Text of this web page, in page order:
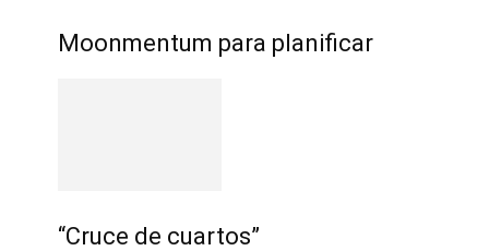
Moonmentum para planificar
“Cruce de cuartos”